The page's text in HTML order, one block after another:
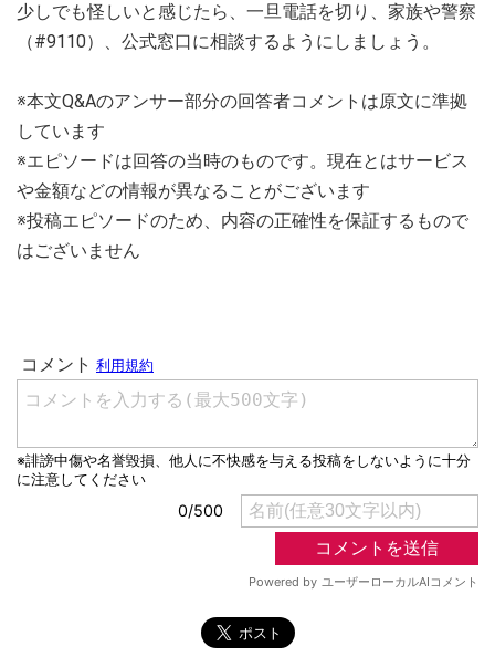
少しでも怪しいと感じたら、一旦電話を切り、家族や警察
（#9110）、公式窓口に相談するようにしましょう。
※本文Q&Aのアンサー部分の回答者コメントは原文に準拠
しています
※エピソードは回答の当時のものです。現在とはサービス
や金額などの情報が異なることがございます
※投稿エピソードのため、内容の正確性を保証するもので
はございません